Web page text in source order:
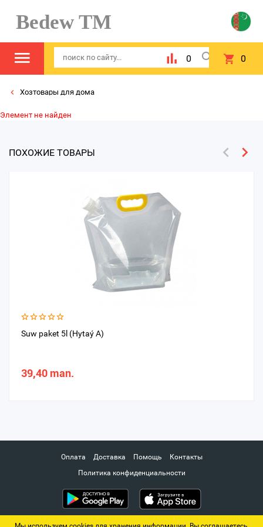
Bedew TM
0 0
Хозтовары для дома
Элемент не найден
ПОХОЖИЕ ТОВАРЫ
Suw paket 5l (Hytaý A)
39,40 man.
Оплата Доставка Помощь
Контакты
Политика конфиденциальности